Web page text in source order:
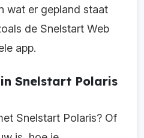
wat er gepland staat
de Snelstart Web
app.
Snelstart Polaris
Snelstart Polaris? Of